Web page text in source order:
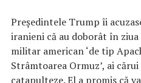
Președintele Trump îi
iranieni că au doborât în
militar american ‘de tip
Strâmtoarea Ormuz’, ai
catapulteze. El a promis că va